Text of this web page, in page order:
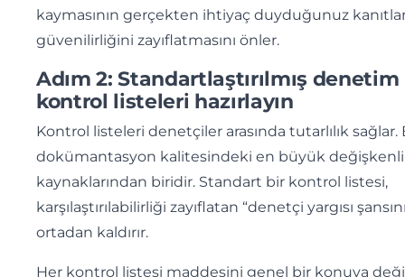
kaymasının gerçekten ihtiyaç duyduğunuz
güvenilirliğini zayıflatmasını önler.
Adım 2: Standartlaştırılmış denetim
kontrol listeleri hazırlayın
Kontrol listeleri denetçiler arasında tutarlılık sağlar.
dokümantasyon kalitesindeki en büyük
kaynaklarından biridir. Standart bir kontrol listesi,
karşılaştırılabilirliği zayıflatan “denetçi yargısı
ortadan kaldırır.
Her kontrol listesi maddesini genel bir konuya